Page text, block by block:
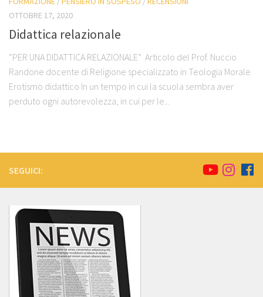
OTTOBRE 17, 2020
Didattica relazionale
“PER UNA DIDATTICA RELAZIONALE” Articolo del Prof. Nuccio
Randone docente di Religione specializzato in Teologia Morale
Erotismo didattico In un tempo in cui la scuola sembra aver
perduto ogni autorevolezza, in cui per le...
SEGUICI: